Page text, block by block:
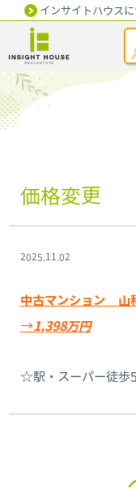
インサイトハウス
価格変更
2025.11.02
中古マンション 山
→ 1,398万円
☆駅・スーパー徒